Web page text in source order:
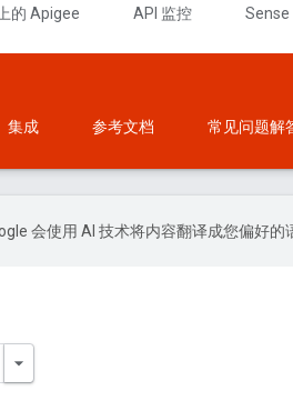
的 Apigee API 监控 Sense
集成 参考文档 常见问题解
会使用 AI 技术将内容翻译成您偏好的